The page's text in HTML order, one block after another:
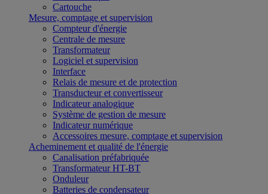
Cartouche
Mesure, comptage et supervision
Compteur d'énergie
Centrale de mesure
Transformateur
Logiciel et supervision
Interface
Relais de mesure et de protection
Transducteur et convertisseur
Indicateur analogique
Système de gestion de mesure
Indicateur numérique
Accessoires mesure, comptage et supervision
Acheminement et qualité de l'énergie
Canalisation préfabriquée
Transformateur HT-BT
Onduleur
Batteries de condensateur